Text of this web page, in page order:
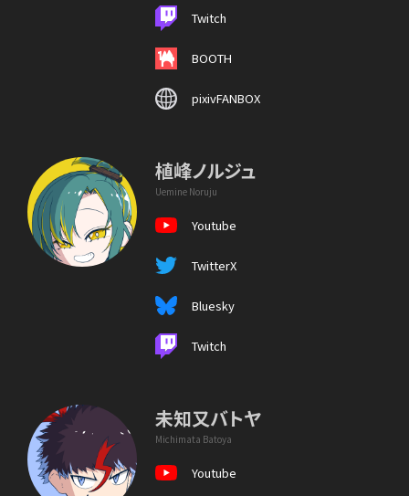
Twitch
BOOTH
pixivFANBOX
植峰ノルジュ
Uemine Noruju
Youtube
TwitterX
Bluesky
Twitch
未知又バトヤ
Michimata Batoya
Youtube